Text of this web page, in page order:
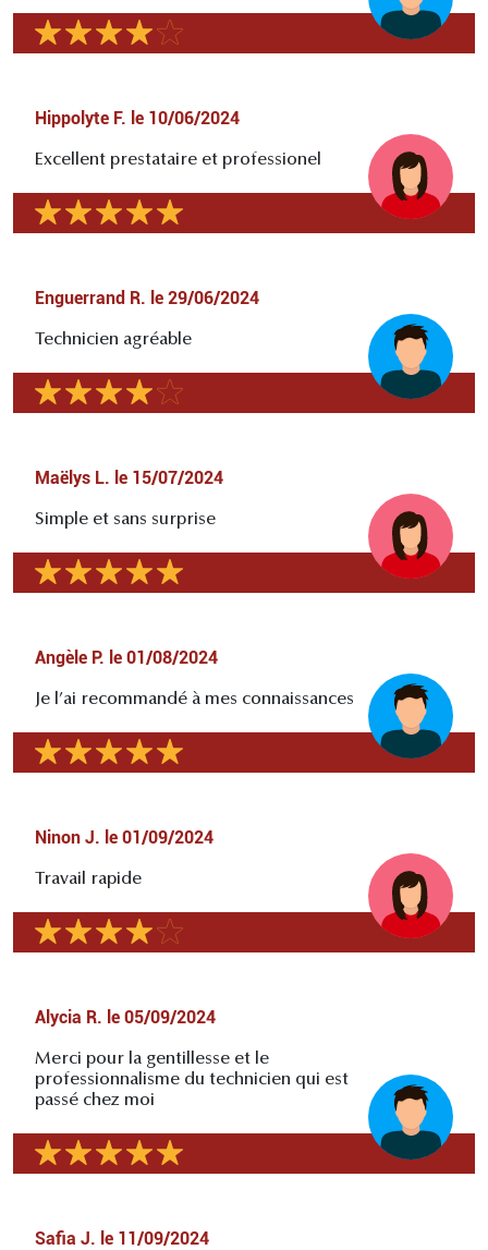
Hippolyte F. le 10/06/2024
Excellent prestataire et professionel
Enguerrand R. le 29/06/2024
Technicien agréable
Maëlys L. le 15/07/2024
Simple et sans surprise
Angèle P. le 01/08/2024
Je l’ai recommandé à mes connaissances
Ninon J. le 01/09/2024
Travail rapide
Alycia R. le 05/09/2024
Merci pour la gentillesse et le
professionnalisme du technicien qui est
passé chez moi
Safia J. le 11/09/2024